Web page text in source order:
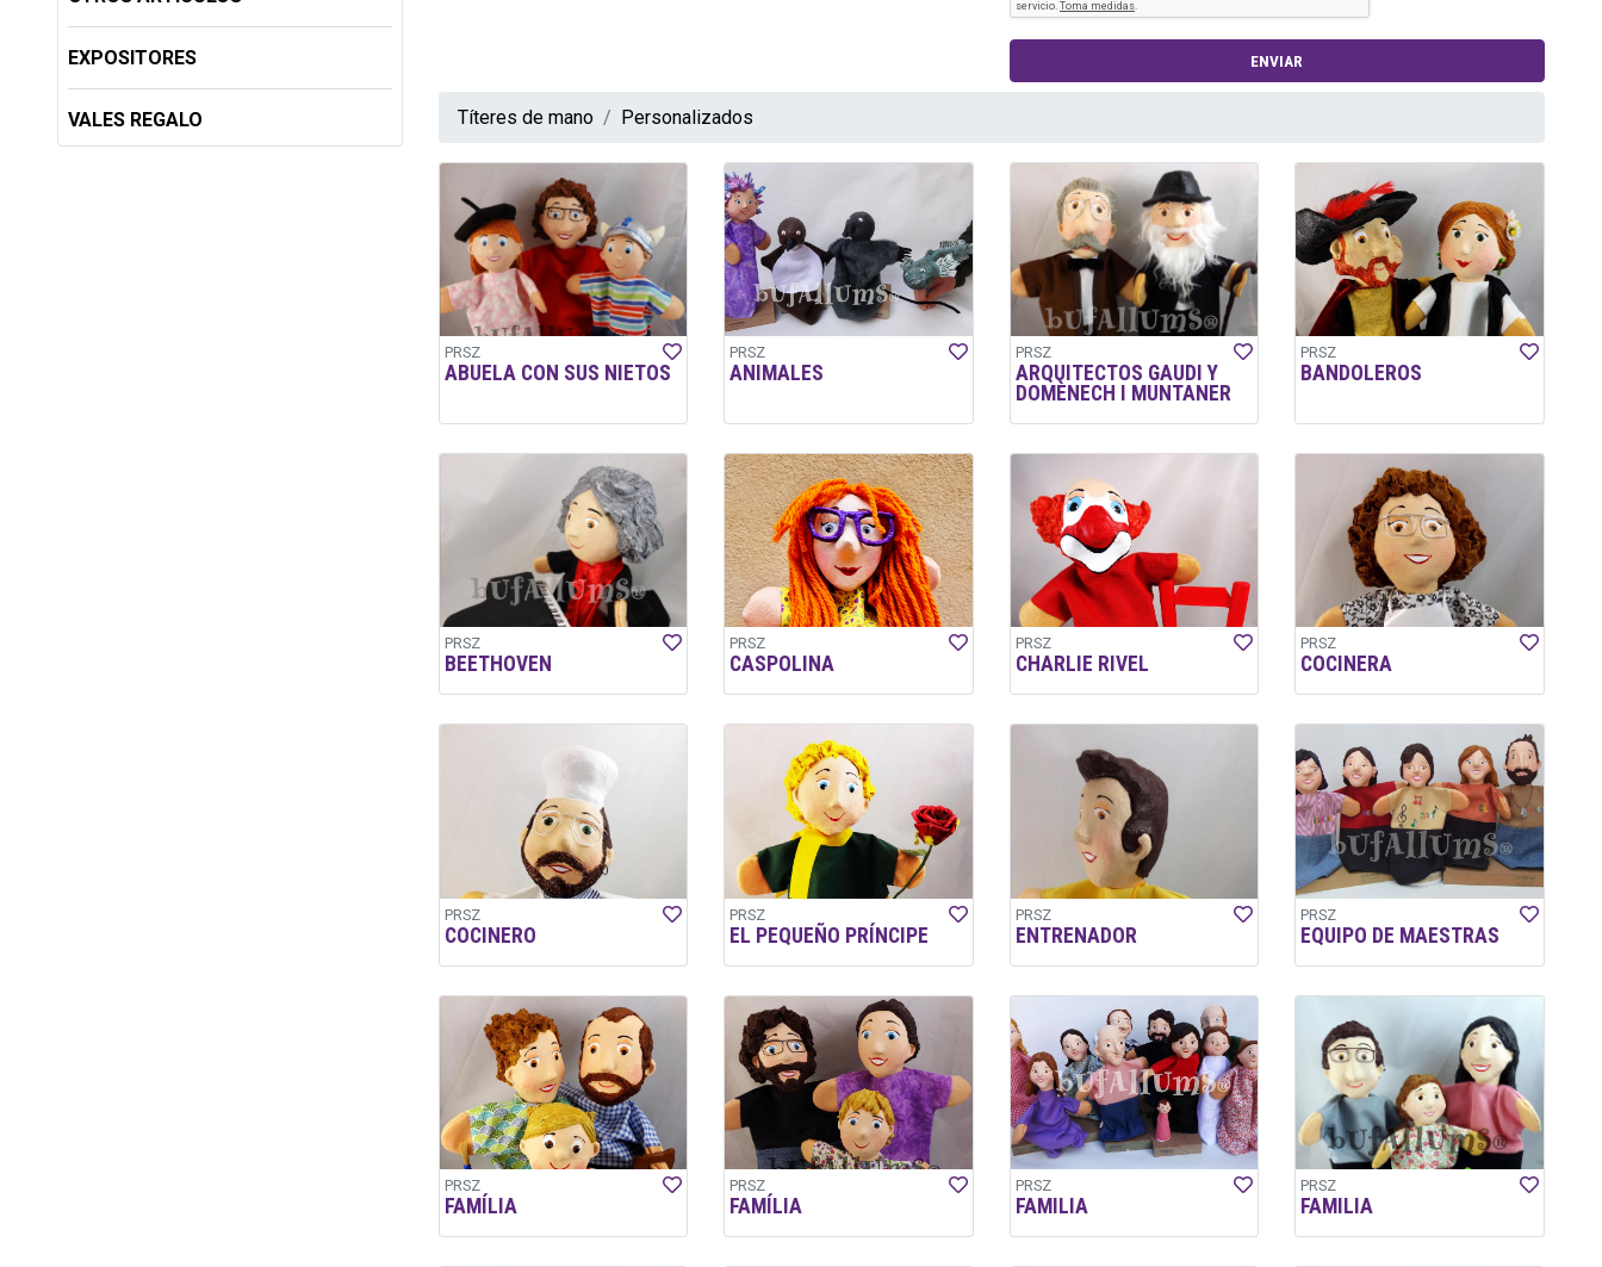
EXPOSITORES
VALES REGALO Títeres de mano Personalizados
PRSZ
ABUELA CON SUS NIETOS
PRSZ
ANIMALES
PRSZ
ARQUITECTOS GAUDI Y
DOMÈNECH I MUNTANER
PRSZ
BANDOLEROS
PRSZ
BEETHOVEN
PRSZ
CASPOLINA
PRSZ
CHARLIE RIVEL
PRSZ
COCINERA
PRSZ
COCINERO
PRSZ
EL PEQUEÑO PRÍNCIPE
PRSZ
ENTRENADOR
PRSZ
EQUIPO DE MAESTRAS
PRSZ
FAMÍLIA
PRSZ
FAMÍLIA
PRSZ
FAMILIA
PRSZ
FAMILIA